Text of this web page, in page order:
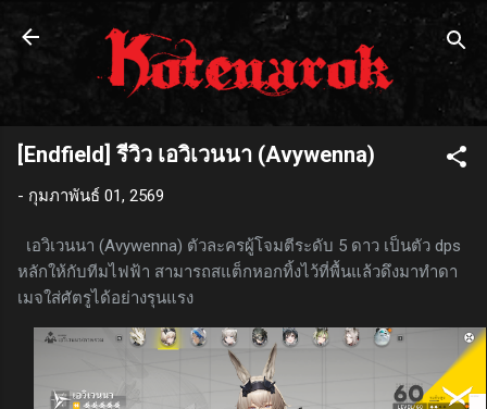
ข้ามไปที่เนื้อหาหลัก
[Endfield] รีวิว เอวิเวนนา (Avywenna)
- กุมภาพันธ์ 01, 2569
เอวิเวนนา (Avywenna) ตัวละครผู้โจมตีระดับ 5 ดาว เป็นตัว dps
หลักให้กับทีมไฟฟ้า สามารถสแต็กหอกทิ้งไว้ที่พื้นแล้วดึงมาทำดา
เมจใส่ศัตรูได้อย่างรุนแรง